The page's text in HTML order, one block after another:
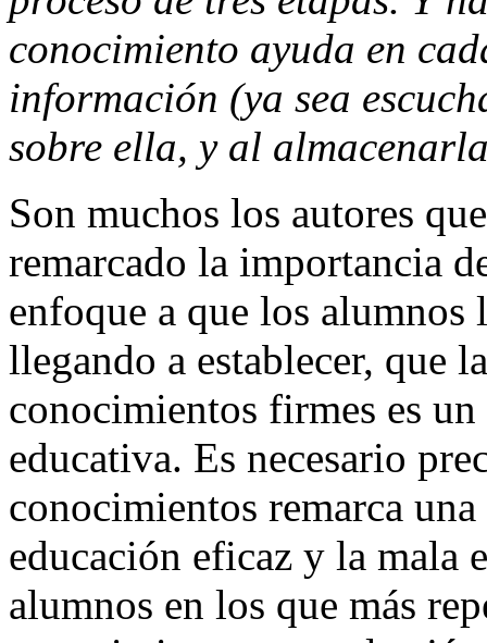
conocimiento ayuda en
información (ya sea
sobre ella, y al
Son muchos los autores
remarcado la importancia
enfoque a que los
llegando a establecer, que
conocimientos firmes es
educativa. Es necesario
conocimientos remarca
educación eficaz y la mala
alumnos en los que más